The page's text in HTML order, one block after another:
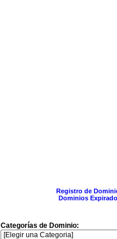
Registro de
Dominios
Categorías de Dominio: